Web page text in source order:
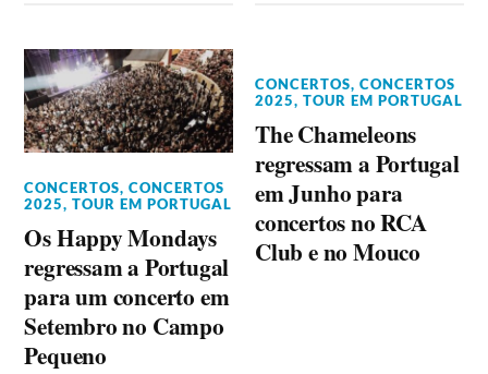
CONCERTOS,CONCERTOS
2025,TOUR EM PORTUGAL
Os Happy Mondays
regressam a Portugal
para um concerto em
Setembro no Campo
Pequeno
CONCERTOS,CONCERTOS
2025,TOUR EM PORTUGAL
The Chameleons
regressam a Portugal
em Junho para
concertos no RCA
Club e no Mouco